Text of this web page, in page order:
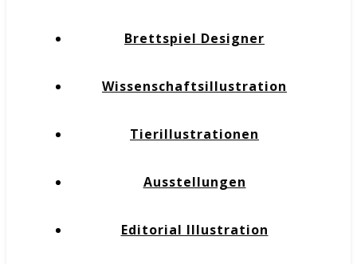
Brettspiel Designer
Wissenschaftsillustration
Tierillustrationen
Ausstellungen
Editorial Illustration